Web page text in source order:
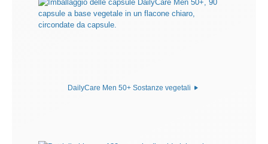
DailyCare Men 50+ Sostanze vegetali